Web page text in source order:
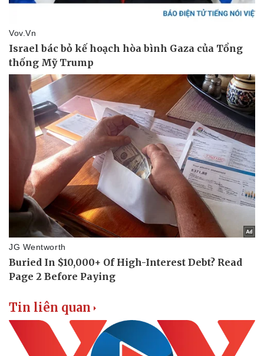
Pháp luật
Vụ án
Tin nóng
Tư vấn luật
Quân sự - Quốc phòng
Vũ khí
Việt Nam
Phân tích
Tin liên quan